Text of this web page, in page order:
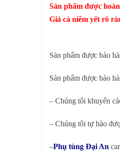
Sản phẩm được
Giá cả niêm yết rõ
Sản phẩm được bảo
Sản phẩm được bảo
– Chúng tôi khuyến
– Chúng tôi tự hào
–Phụ tùng Đại An